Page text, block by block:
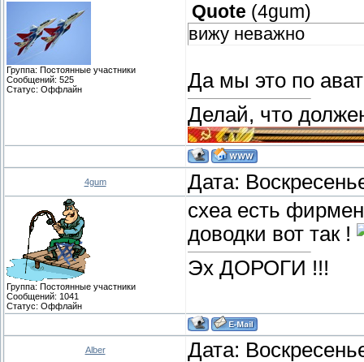
Группа: Постоянные участники
Сообщений: 525
Статус: Оффлайн
Quote (4gum)
вижу неважно
Да мы это по
Делай, что
4gum Дата:
Группа: Постоянные участники
Сообщений: 1041
Статус: Оффлайн
схеа есть
доводки вот так !
Эх ДОРОГИ !!!
Alber Дата: